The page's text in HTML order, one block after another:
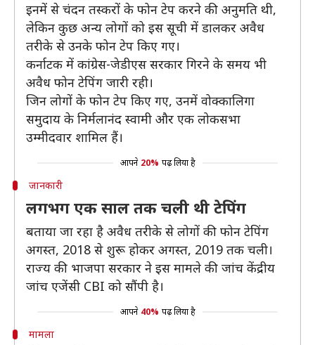
इनमें से चंदन तस्करों के फोन टेप करने की अनुमति थी,
लेकिन कुछ अन्य लोगों को इस सूची में डालकर अवैध
तरीके से उनके फोन टेप किए गए।
कर्नाटक में कांग्रेस-जेडीएस सरकार गिरने के समय भी
अवैध फोन टेपिंग जारी रही।
जिन लोगों के फोन टेप किए गए, उनमें वोक्कालिगा
समुदाय के निर्मलानंद स्वामी और एक लोकसभा
उम्मीदवार शामिल हैं।
आपने 20% पढ़ लिया है
जानकारी
लगभग एक साल तक चली थी टेपिंग
बताया जा रहा है अवैध तरीके से लोगों की फोन टेपिंग
अगस्त, 2018 से शुरू होकर अगस्त, 2019 तक चली।
राज्य की भाजपा सरकार ने इस मामले की जांच केंद्रीय
जांच एजेंसी CBI को सौंपी है।
आपने 40% पढ़ लिया है
मामला